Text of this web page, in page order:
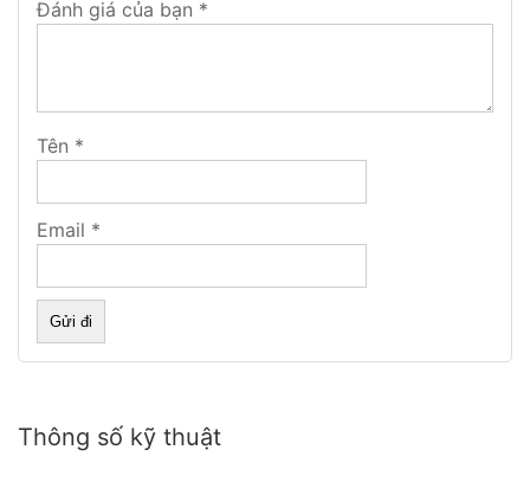
Như các bạn đã biết kính là một bộ phận rất quan
trọng và rất cần thiết trên xe ô tô . Kính ô tô ngoài
việc tăng độ cứng vững chắc cho kết cấu xe và bảo
vệ an toàn cho người trong mọi các tình huống gây va
chạm
Đánh giá của bạn *
Tên *
Email *
Thông số kỹ thuật